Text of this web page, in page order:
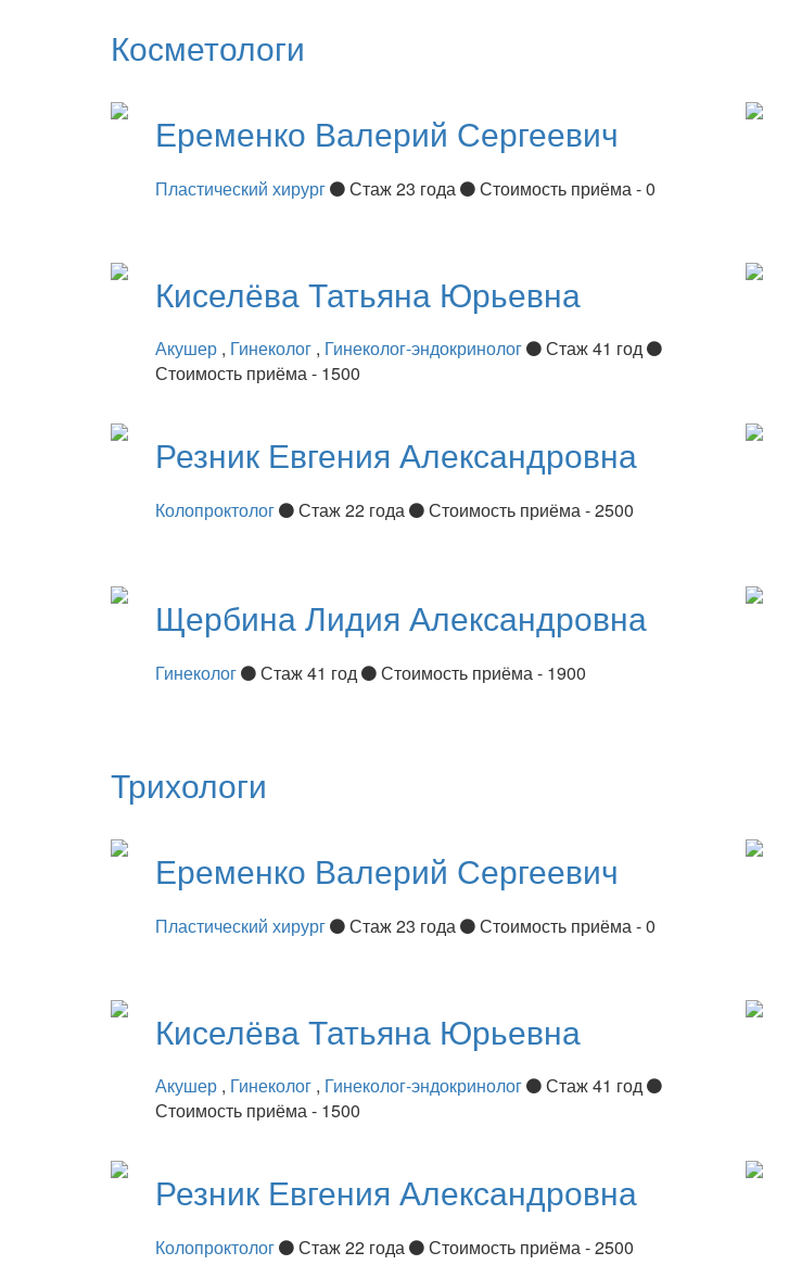
Косметологи
Еременко Валерий Сергеевич
Пластический хирург Стаж 23 года Стоимость приёма - 0
КиселёваТатьяна Юрьевна
Акушер , Гинеколог , Гинеколог-эндокринолог
Стаж 41 год
Стоимость приёма - 1500
Резник Евгения Александровна
Колопроктолог Стаж 22 года Стоимость приёма - 2500
ЩербинаЛидия Александровна
Гинеколог Стаж 41 год Стоимость приёма - 1900
Трихологи
Еременко Валерий Сергеевич
Пластический хирург Стаж 23 года Стоимость приёма - 0
КиселёваТатьяна Юрьевна
Акушер , Гинеколог , Гинеколог-эндокринолог
Стаж 41 год
Стоимость приёма - 1500
Резник Евгения Александровна
Колопроктолог Стаж 22 года Стоимость приёма - 2500